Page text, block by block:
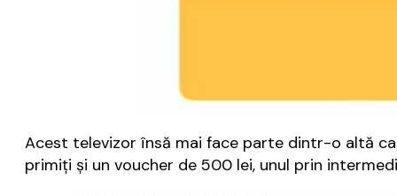
Acest televizor însă mai face parte dintr-o altă
primiţi şi un voucher de 500 lei, unul prin